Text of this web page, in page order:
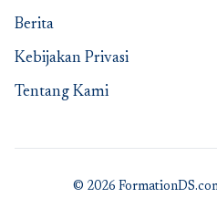
Berita
Kebijakan Privasi
Tentang Kami
© 2026